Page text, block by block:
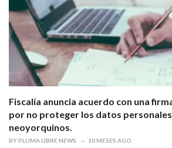
Fiscalía anuncia acuerdo con una
por no proteger los datos
neoyorquinos.
BY PLUMA LIBRE NEWS 10 MESES AGO